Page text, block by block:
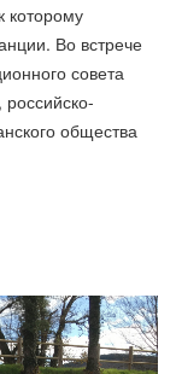
которому
Во встрече
совета
общества